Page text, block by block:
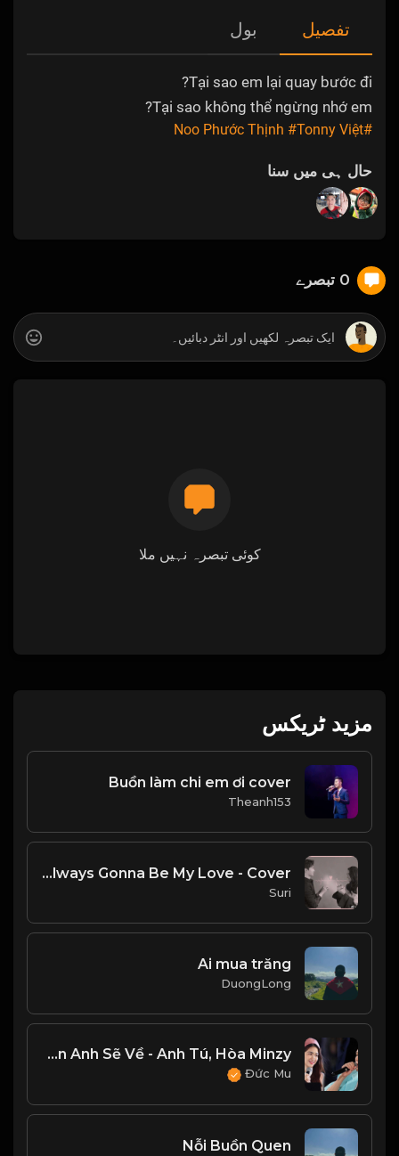
تفصیل بول
Tại sao em lại quay bước đi?
Tại sao không thể ngừng nhớ em?
#Noo Phước Thịnh
#Tonny Việt
حال ہی میں سنا
0 تبصرے
کوئی تبصرہ نہیں ملا
مزید ٹریکس
Buồn làm chi em ơi cover
Theanh153
You'll Always Gonna Be My Love - Cover
Suri
Ai mua trăng
DuongLong
Ngày Mai Nắng Lên Anh Sẽ Về - Anh Tú, Hòa Minzy
Đức Mu
Nỗi Buồn Quen